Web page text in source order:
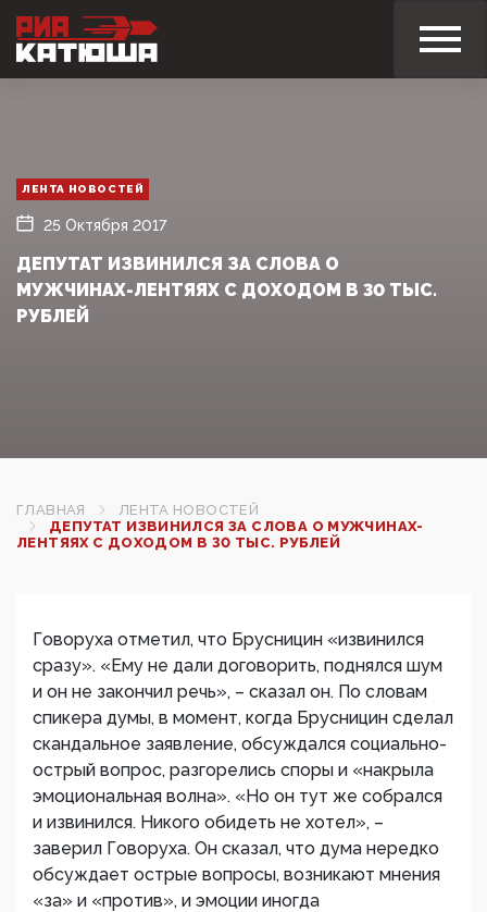
ЛЕНТА НОВОСТЕЙ
25 Октября 2017
ДЕПУТАТ ИЗВИНИЛСЯ ЗА СЛОВА О
МУЖЧИНАХ-ЛЕНТЯЯХ С ДОХОДОМ В 30 ТЫС.
РУБЛЕЙ
ГЛАВНАЯ
ЛЕНТА НОВОСТЕЙ
ДЕПУТАТ ИЗВИНИЛСЯ ЗА СЛОВА О МУЖЧИНАХ-
ЛЕНТЯЯХ С ДОХОДОМ В 30 ТЫС. РУБЛЕЙ
Говоруха отметил, что Брусницин «извинился
сразу». «Ему не дали договорить, поднялся шум
и он не закончил речь», – сказал он. По словам
спикера думы, в момент, когда Брусницин сделал
скандальное заявление, обсуждался социально-
острый вопрос, разгорелись споры и «накрыла
эмоциональная волна». «Но он тут же собрался
и извинился. Никого обидеть не хотел», –
заверил Говоруха. Он сказал, что дума нередко
обсуждает острые вопросы, возникают мнения
«за» и «против», и эмоции иногда